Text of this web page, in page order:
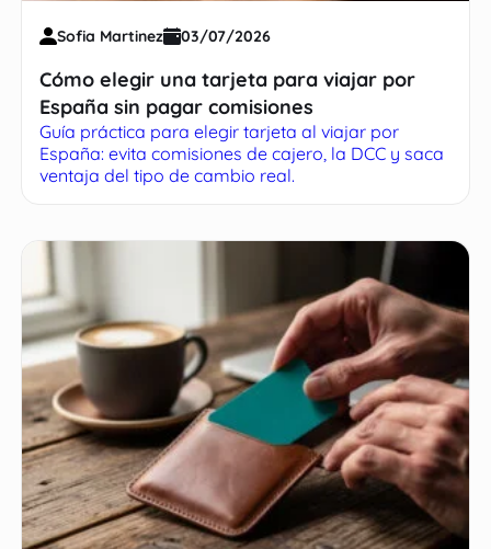
Sofia Martinez 03/07/2026
Cómo elegir una tarjeta para viajar por
España sin pagar comisiones
Guía práctica para elegir tarjeta al viajar por
España: evita comisiones de cajero, la DCC y saca
ventaja del tipo de cambio real.